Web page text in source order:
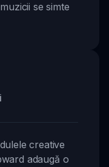
se simte
creative
adaugă o